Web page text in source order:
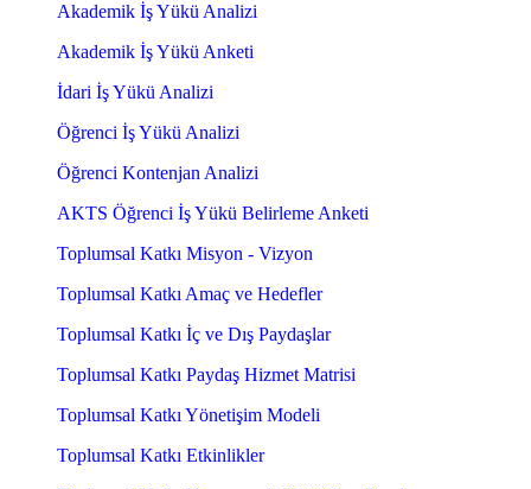
Akademik İş Yükü Analizi
Akademik İş Yükü Anketi
İdari İş Yükü Analizi
Öğrenci İş Yükü Analizi
Öğrenci Kontenjan Analizi
AKTS Öğrenci İş Yükü Belirleme Anketi
Toplumsal Katkı Misyon - Vizyon
Toplumsal Katkı Amaç ve Hedefler
Toplumsal Katkı İç ve Dış Paydaşlar
Toplumsal Katkı Paydaş Hizmet Matrisi
Toplumsal Katkı Yönetişim Modeli
Toplumsal Katkı Etkinlikler